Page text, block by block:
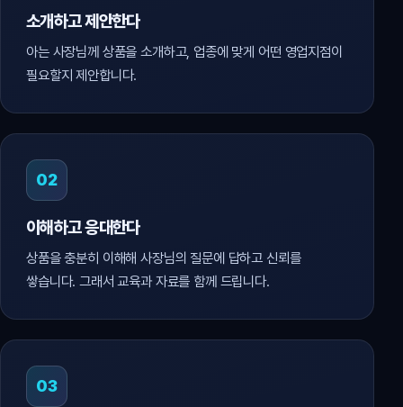
소개하고 제안한다
아는 사장님께 상품을 소개하고, 업종에 맞게 어떤 영업지점이
필요할지 제안합니다.
02
이해하고 응대한다
상품을 충분히 이해해 사장님의 질문에 답하고 신뢰를
쌓습니다. 그래서 교육과 자료를 함께 드립니다.
03